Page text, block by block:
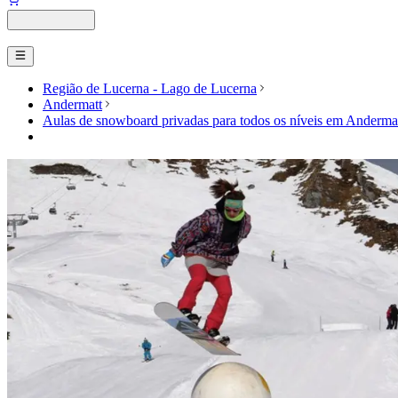
Região de Lucerna - Lago de Lucerna
Andermatt
Aulas de snowboard privadas para todos os níveis em